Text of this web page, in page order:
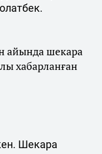
айында шекара
хабарланған
Шекара